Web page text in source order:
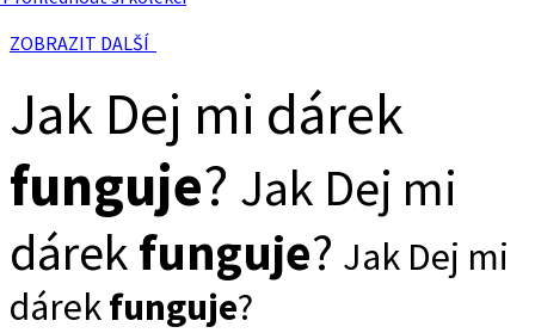
ZOBRAZIT DALŠÍ
Jak Dej mi dárek
funguje? Jak Dej mi
dárekfunguje? Jak Dej mi
dárekfunguje?